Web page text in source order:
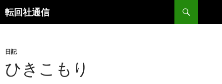
ン
ツ
へ
ス
転回社通信
索
日記
ひきこもり